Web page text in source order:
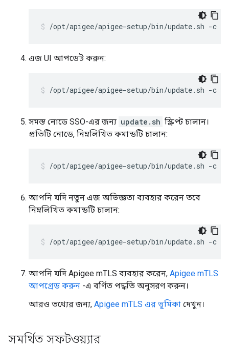
/opt/apigee/apigee-setup/bin/update.sh -c
এজ UI আপডেট করুন:
/opt/apigee/apigee-setup/bin/update.sh -c
সমস্ত নোডে SSO-এর জন্য update.sh স্ক্রিপ্ট চালান।
প্রতিটি নোডে, নিম্নলিখিত কমান্ডটি চালান:
/opt/apigee/apigee-setup/bin/update.sh -c
আপনি যদি নতুন এজ অভিজ্ঞতা ব্যবহার করেন তবে
নিম্নলিখিত কমান্ডটি চালান:
/opt/apigee/apigee-setup/bin/update.sh -c
আপনি যদি Apigee mTLS ব্যবহার করেন, Apigee mTLS
আপগ্রেড করুন -এ বর্ণিত পদ্ধতি অনুসরণ করুন।
আরও তথ্যের জন্য, Apigee mTLS এর ভূমিকা দেখুন।
সমর্থিত সফটওয়্যার